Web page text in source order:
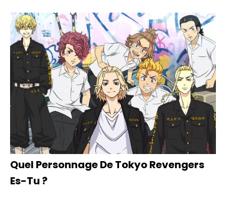
Quel Personnage De Tokyo Revengers
Es-Tu ?